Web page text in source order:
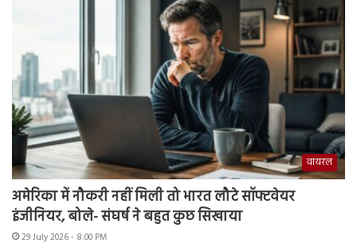
वायरल
अमेरिका में नौकरी नहीं मिली तो भारत लौटे सॉफ्टवेयर
इंजीनियर, बोले- संघर्ष ने बहुत कुछ सिखाया
29 July 2026 - 8:00 PM